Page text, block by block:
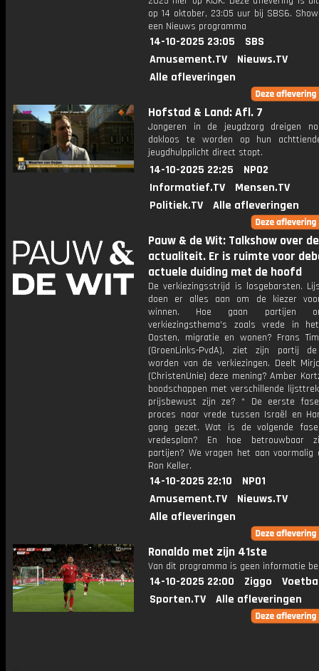
op 14 oktober, 23:05 uur bij SBS6.
een Nieuws programma
14-10-2025 23:05
SBS
Amusement.TV
Nieuws.TV
Alle afleveringen
Hofstad & Land: Afl. 7
Jongeren in de jeugdzorg dreigen
dakloos te worden op hun
jeugdhulpplicht direct stopt.
14-10-2025 22:25
NPO2
Informatief.TV
Mensen.TV
Politiek.TV
Alle afleveringen
Pauw & de Wit: Talkshow over de
actualiteit. Er is ruimte voor
actuele duiding met de hoofd
De verkiezingsstrijd is losgebarsten.
doen er alles aan om de kiezer
winnen. Hoe gaan partijen
verkiezingsthema's zoals vrede in
Oosten, migratie en wonen? Frans
(GroenLinks-PvdA), ziet zijn partij
worden van de verkiezingen. Deelt
(ChristenUnie) deze mening? Amber
boodschappen met verschillende
prijsbewust zijn ze? * De eerste
proces naar vrede tussen Israël en
gang gezet. Wat is de volgende
vredesplan? En hoe betrouwbaar
partijen? We vragen het aan voormalig
Ron Keller.
14-10-2025 22:10
NPO1
Amusement.TV
Nieuws.TV
Alle afleveringen
Ronaldo met zijn 41ste
Van dit programma is geen informatie
14-10-2025 22:00 Ziggo
Sporten.TV
Alle afleveringen